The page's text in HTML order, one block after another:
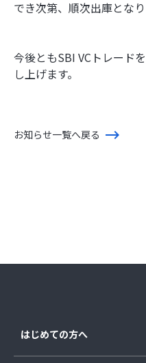
でき次第、順次出庫となり
今後ともSBI VCトレード
し上げます。
お知らせ一覧へ戻る
はじめての方へ